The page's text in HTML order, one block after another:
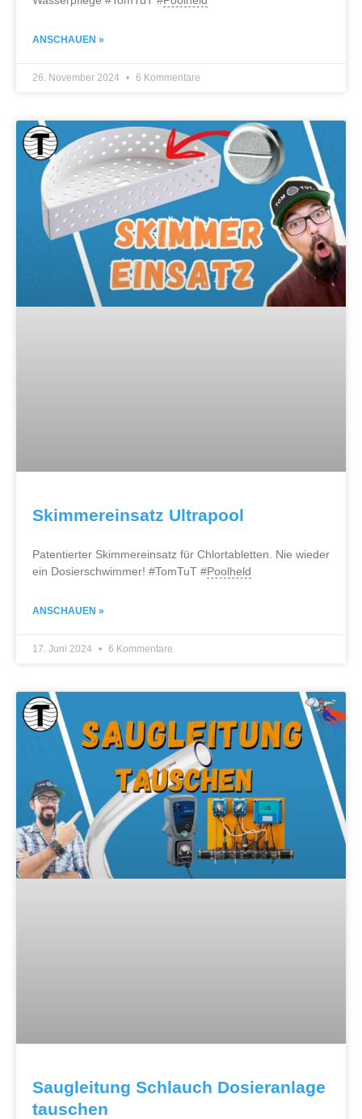
ANSCHAUEN »
26. November 2024 6 Kommentare
Skimmereinsatz Ultrapool
Patentierter Skimmereinsatz für Chlortabletten. Nie wieder
ein Dosierschwimmer! #TomTuT #Poolheld
ANSCHAUEN »
17. Juni 2024 6 Kommentare
Saugleitung Schlauch Dosieranlage
tauschen